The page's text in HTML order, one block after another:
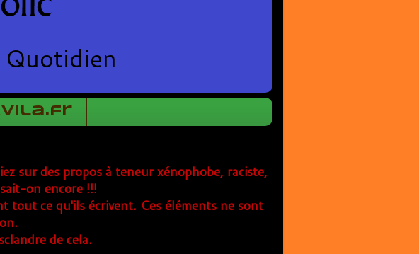
sur des propos à teneur xénophobe, raciste,
on encore !!!
tout ce qu'ils écrivent. Ces éléments ne sont
de cela.